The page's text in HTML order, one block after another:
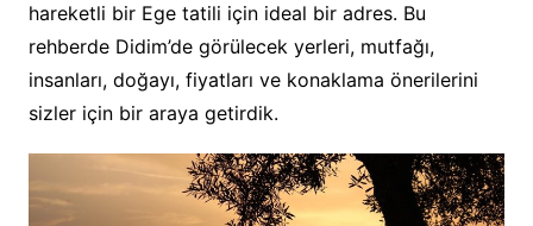
hareketli bir Ege tatili için ideal bir adres. Bu
rehberde Didim’de görülecek yerleri, mutfağı,
insanları, doğayı, fiyatları ve konaklama önerilerini
sizler için bir araya getirdik.